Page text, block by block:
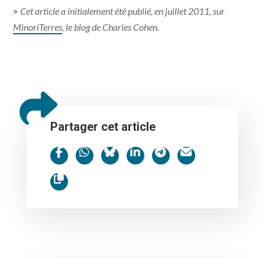
>Cet article a initialement été publié, en juillet 2011, sur
MinoriTerres, le blog de Charles Cohen.
Partager cet article